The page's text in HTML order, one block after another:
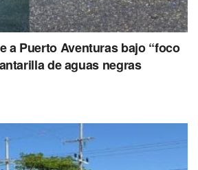
a Puerto Aventuras bajo “foco
de aguas negras